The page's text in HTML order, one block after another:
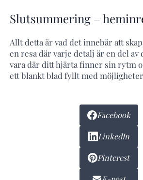
Slutsummering –
Allt detta är vad det innebär att
en resa där varje detalj är en del av
vara där ditt hjärta finner sin rytm
ett blankt blad fyllt med
Facebook
LinkedIn
Pinterest